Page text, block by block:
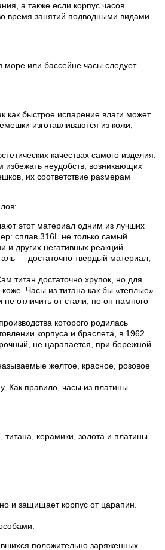
а также если корпус часов
время занятий подводными видами
море или бассейне часы следует
быстрое испарение влаги может
изготавливаются из кожи,
качествах самого изделия.
неудобств, возникающих
их соответствие размерам
этот материал одним из лучших
сплав 316L не только самый
и других негативных реакций
— достаточно твердый материал,
титан достаточно хрупок, но для
Часы из титана как бы «теплые»
отличить от стали, но он намного
которого родилась
корпуса и браслета, в 1962
не царапается, при бережной
желтое, красное, розовое
Как правило, часы из платины
керамики, золота и платины.
и защищает корпус от царапин.
положительно заряженных